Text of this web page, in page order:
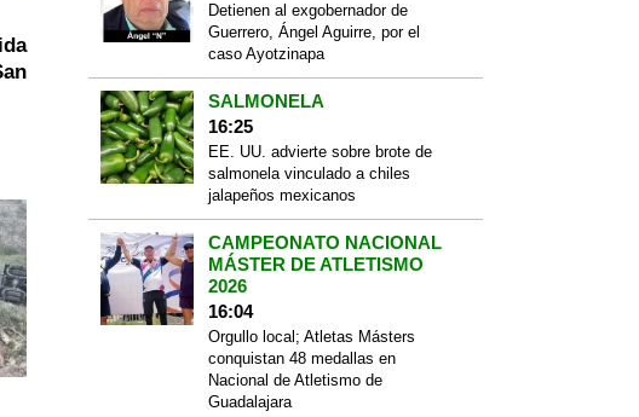
Detienen al exgobernador de
Guerrero, Ángel Aguirre, por el
caso Ayotzinapa
SALMONELA
16:25
EE. UU. advierte sobre brote de
salmonela vinculado a chiles
jalapeños mexicanos
CAMPEONATO NACIONAL
MÁSTER DE ATLETISMO
2026
16:04
Orgullo local; Atletas Másters
conquistan 48 medallas en
Nacional de Atletismo de
Guadalajara